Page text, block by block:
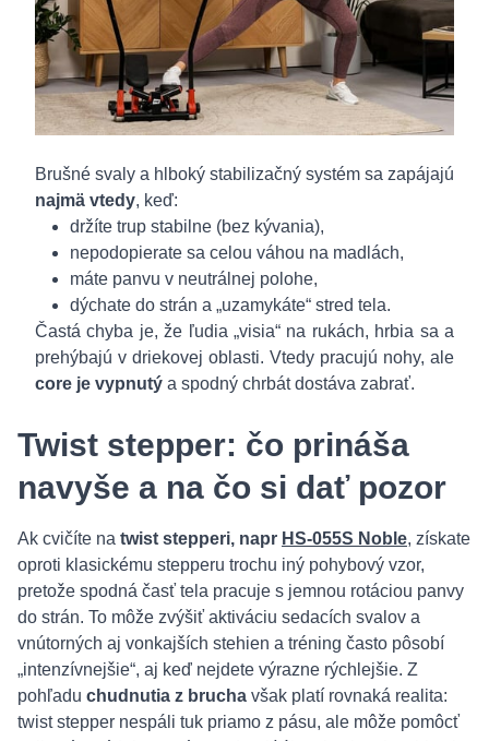
Brušné svaly a hlboký stabilizačný systém sa zapájajú
najmä vtedy, keď:
držíte trup stabilne (bez kývania),
nepodopierate sa celou váhou na madlách,
máte panvu v neutrálnej polohe,
dýchate do strán a „uzamykáte“ stred tela.
Častá chyba je, že ľudia „visia“ na rukách, hrbia sa a
prehýbajú v driekovej oblasti. Vtedy pracujú nohy, ale
core je vypnutý a spodný chrbát dostáva zabrať.
Twist stepper: čo prináša
navyše a na čo si dať pozor
Ak cvičíte na twist stepperi, napr HS-055S Noble, získate
oproti klasickému stepperu trochu iný pohybový vzor,
pretože spodná časť tela pracuje s jemnou rotáciou panvy
do strán. To môže zvýšiť aktiváciu sedacích svalov a
vnútorných aj vonkajších stehien a tréning často pôsobí
„intenzívnejšie“, aj keď nejdete výrazne rýchlejšie. Z
pohľadu chudnutia z brucha však platí rovnaká realita:
twist stepper nespáli tuk priamo z pásu, ale môže pomôcť